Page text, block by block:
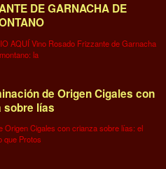
DE GARNACHA DE
AQUÍ Vino Rosado Frizzante de Garnacha
la
de Origen Cigales con
sobre lías
Origen Cigales con crianza sobre lías: el
que Protos